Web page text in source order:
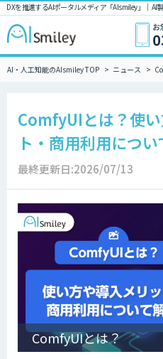
DXを推進するAIポータルメディア「AIsmiley」｜ AI
AI・人工知能のAIsmiley TOP ニュース
ComfyUIとは？使
ト・商用利用につ
最終更新日:2026/07/13
ComfyUIとは？